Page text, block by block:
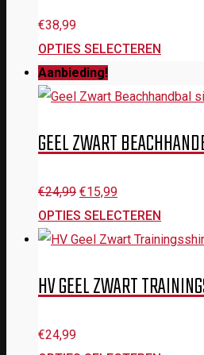
€38,99
OPTIES SELECTEREN
Aanbieding!
GEEL ZWART
€24,99 Oorspronkelijke
prijs
was:
€15,99Huidige
prijs
is:
OPTIES SELECTEREN
HV GEEL ZWART
€24,99